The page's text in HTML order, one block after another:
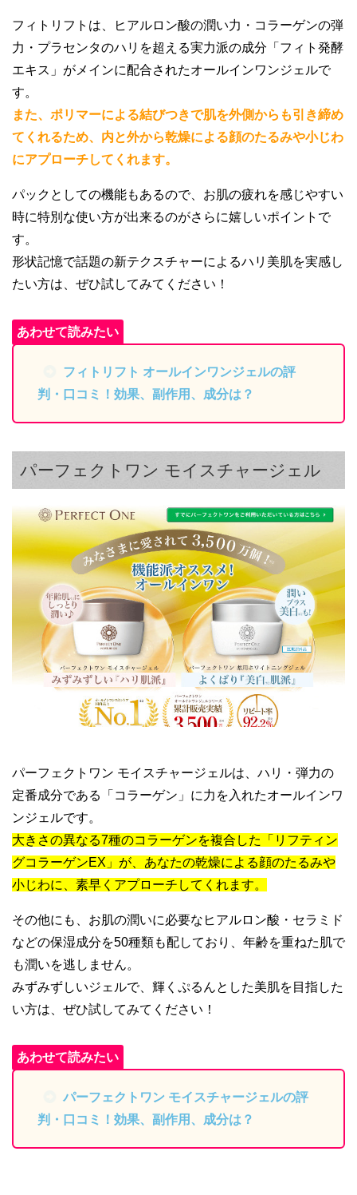
フィトリフトは、ヒアルロン酸の潤い力・コラーゲンの弾
力・プラセンタのハリを超える実力派の成分「フィト発酵
エキス」がメインに配合されたオールインワンジェルで
す。
また、ポリマーによる結びつきで肌を外側からも引き締め
てくれるため、内と外から乾燥による顔のたるみや小じわ
にアプローチしてくれます。
パックとしての機能もあるので、お肌の疲れを感じやすい
時に特別な使い方が出来るのがさらに嬉しいポイントで
す。
形状記憶で話題の新テクスチャーによるハリ美肌を実感し
たい方は、ぜひ試してみてください！
フィトリフト オールインワンジェルの評
判・口コミ！効果、副作用、成分は？
パーフェクトワン モイスチャージェル
パーフェクトワン モイスチャージェルは、ハリ・弾力の
定番成分である「コラーゲン」に力を入れたオールインワ
ンジェルです。
大きさの異なる7種のコラーゲンを複合した「リフティン
グコラーゲンEX」が、あなたの乾燥による顔のたるみや
小じわに、素早くアプローチしてくれます。
その他にも、お肌の潤いに必要なヒアルロン酸・セラミド
などの保湿成分を50種類も配しており、年齢を重ねた肌で
も潤いを逃しません。
みずみずしいジェルで、輝くぷるんとした美肌を目指した
い方は、ぜひ試してみてください！
パーフェクトワン モイスチャージェルの評
判・口コミ！効果、副作用、成分は？